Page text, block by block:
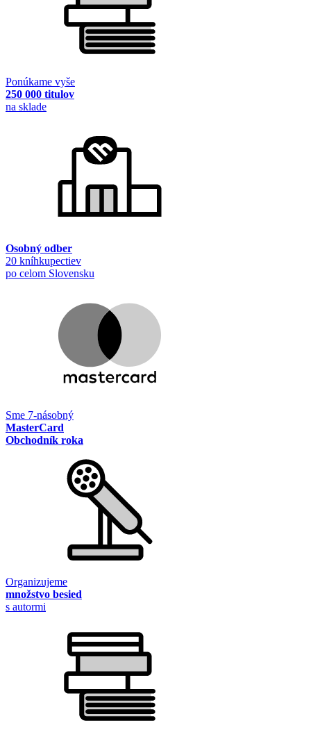
Ponúkame vyše
250 000 titulov
na sklade
Osobný odber
20 kníhkupectiev
po celom Slovensku
Sme 7-násobný
MasterCard
Obchodník roka
Organizujeme
množstvo besied
s autormi